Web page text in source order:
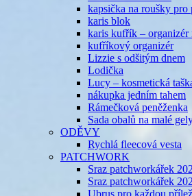
kapsička na roušky pro
karis blok
karis kufřík – organizér
kufříkový organizér
Lizzie s odšitým dnem
Lodička
Lucy – kosmetická
nákupka jedním tahem
Rámečková peněženka
Sada obalů na malé
ODĚVY
Rychlá fleecová vesta
PATCHWORK
Sraz patchworkářek
Sraz patchworkářek
Ubrus pro každou